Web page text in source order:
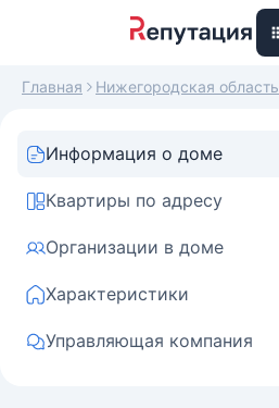
Главная Нижегородская область
Информация о доме
Квартиры по адресу
Организации в доме
Характеристики
Управляющая компания